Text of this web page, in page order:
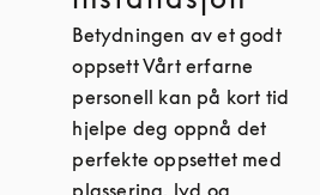
Betydningen av et godt
oppsett Vårt erfarne
personell kan på kort tid
hjelpe deg oppnå det
perfekte oppsettet med
plassering, lyd og